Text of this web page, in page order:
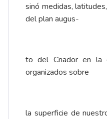
sinó medidas,
del plan augus-
to del Criador en la
organizados sobre
la superficie de